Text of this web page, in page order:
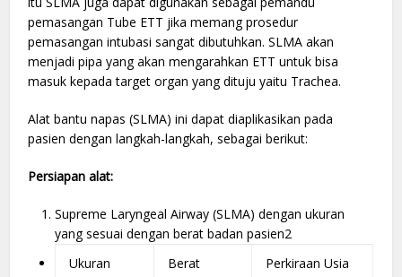
pemasangan Tube ETT jika memang prosedur
pemasangan intubasi sangat dibutuhkan. SLMA akan
menjadi pipa yang akan mengarahkan ETT untuk bisa
masuk kepada target organ yang dituju yaitu Trachea.
Alat bantu napas (SLMA) ini dapat diaplikasikan pada
pasien dengan langkah-langkah, sebagai berikut:
Persiapan alat:
Supreme Laryngeal Airway (SLMA) dengan ukuran
yang sesuai dengan berat badan pasien2
Ukuran
Berat
Perkiraan Usia